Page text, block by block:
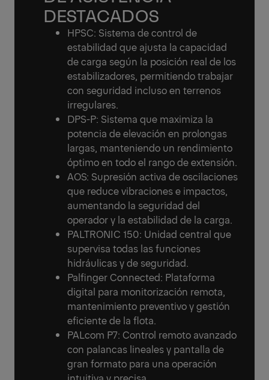
DESTACADOS
HPSC: Sistema de control de
estabilidad que ajusta la capacidad
de carga según la posición real de los
estabilizadores, permitiendo trabajar
con seguridad incluso en terrenos
irregulares.
DPS-P: Sistema que maximiza la
potencia de elevación en prolongas
largas, manteniendo un rendimiento
óptimo en todo el rango de extensión.
AOS: Supresión activa de oscilaciones
que reduce vibraciones e impactos,
aumentando la seguridad del
operador y la estabilidad de la carga.
PALTRONIC 150: Unidad central que
supervisa todas las funciones
hidráulicas y de seguridad.
Palfinger Connected: Plataforma
digital para monitorización remota,
mantenimiento preventivo y gestión
eficiente de la flota.
PALcom P7: Control remoto avanzado
con palancas lineales y pantalla de
gran formato para una operación